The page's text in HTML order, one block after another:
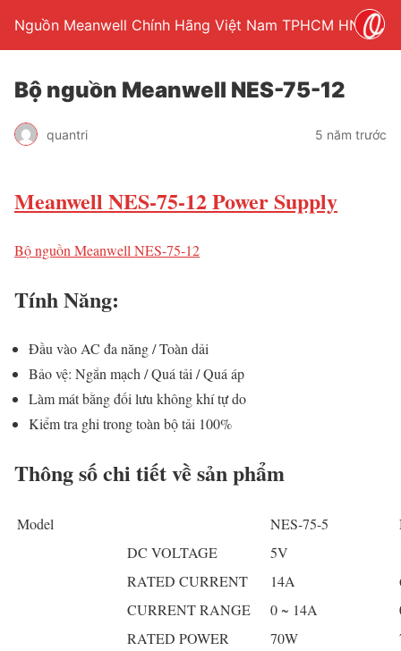
Nguồn Meanwell Chính Hãng Việt Nam TPHCM HN
Bộ nguồn Meanwell NES-75-12
quantri 5 năm trước
Meanwell NES-75-12 Power Supply
Bộ nguồn Meanwell NES-75-12
Tính Năng:
Đầu vào AC đa năng / Toàn dải
Bảo vệ: Ngắn mạch / Quá tải / Quá áp
Làm mát bằng đối lưu không khí tự do
Kiểm tra ghi trong toàn bộ tải 100%
Thông số chi tiết về sản phẩm
Model NES-75-5
DC VOLTAGE 5V
RATED CURRENT
14A
CURRENT RANGE
0 ~ 14A
RATED POWER
70W